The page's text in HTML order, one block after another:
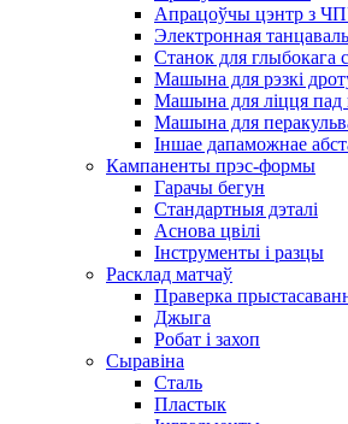
Апрацоўчы цэнтр з
Электронная
Станок для глыбокага
Машына для рэзкі
Машына для ліцця пад
Машына для
Іншае дапаможнае
Кампаненты прэс-формы
Гарачы бегун
Стандартныя дэталі
Аснова цвілі
Інструменты і разцы
Расклад матчаў
Праверка
Джыга
Робат і захоп
Сыравіна
Сталь
Пластык